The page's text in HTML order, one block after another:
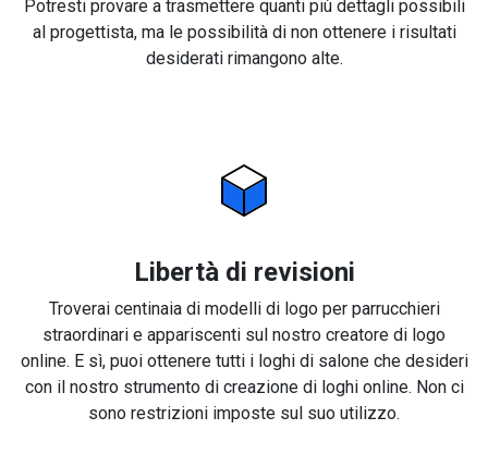
Potresti provare a trasmettere quanti più dettagli possibili
al progettista, ma le possibilità di non ottenere i risultati
desiderati rimangono alte.
Libertà di revisioni
Troverai centinaia di modelli di logo per parrucchieri
straordinari e appariscenti sul nostro creatore di logo
online. E sì, puoi ottenere tutti i loghi di salone che desideri
con il nostro strumento di creazione di loghi online. Non ci
sono restrizioni imposte sul suo utilizzo.